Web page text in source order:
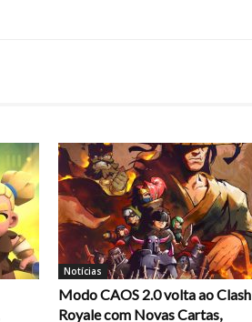
Notícias
Modo CAOS 2.0 volta ao Clash
Royale com Novas Cartas,